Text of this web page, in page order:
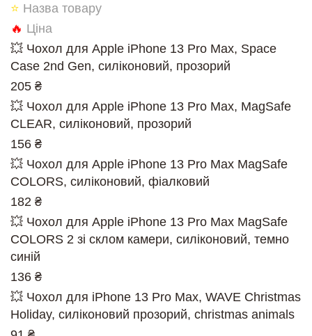
⭐ Назва товару
🔥 Ціна
💥 Чохол для Apple iPhone 13 Pro Max, Space
Case 2nd Gen, силіконовий, прозорий
205 ₴
💥 Чохол для Apple iPhone 13 Pro Max, MagSafe
CLEAR, силіконовий, прозорий
156 ₴
💥 Чохол для Apple iPhone 13 Pro Max MagSafe
COLORS, силіконовий, фіалковий
182 ₴
💥 Чохол для Apple iPhone 13 Pro Max MagSafe
COLORS 2 зі склом камери, силіконовий, темно
синій
136 ₴
💥 Чохол для iPhone 13 Pro Max, WAVE Christmas
Holiday, силіконовий прозорий, christmas animals